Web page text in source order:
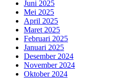
Juni 2025
Mei 2025
April 2025
Maret 2025
Februari 2025
Januari 2025
Desember 2024
November 2024
Oktober 2024